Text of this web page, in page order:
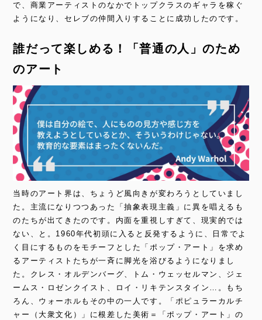
で、商業アーティストのなかでトップクラスのギャラを稼ぐ
ようになり、セレブの仲間入りすることに成功したのです。
誰だって楽しめる！「普通の人」のため
のアート
当時のアート界は、ちょうど風向きが変わろうとしていまし
た。主流になりつつあった「抽象表現主義」に異を唱えるも
のたちが出てきたのです。内面を重視しすぎて、現実的では
ない、と。1960年代初頭に入ると反発するように、日常でよ
く目にするものをモチーフとした「ポップ・アート」を求め
るアーティストたちが一斉に脚光を浴びるようになりまし
た。クレス・オルデンバーグ、トム・ウェッセルマン、ジェ
ームス・ロゼンクイスト、ロイ・リキテンスタイン…。もち
ろん、ウォーホルもその中の一人です。「ポピュラーカルチ
ャー（大衆文化）」に根差した美術＝「ポップ・アート」の